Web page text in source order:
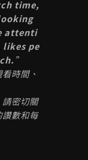
time,
attenti
likes pe
”
時間、
密切關
數和每